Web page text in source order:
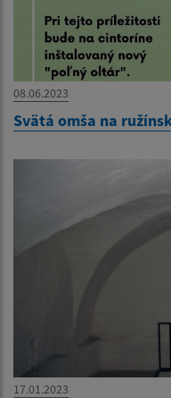
08.06.2023
Svätá omša na
17.01.2023